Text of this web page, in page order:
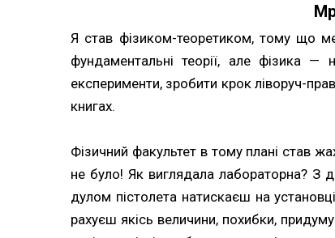
Я став фізиком-теоретиком, тому що
фундаментальні теорії, але фізика
експерименти, зробити крок ліворуч-
книгах.
Фізичний факультет в тому плані став
не було! Як виглядала лабораторна? З
дулом пістолета натискаєш на
рахуєш якісь величини, похибки,